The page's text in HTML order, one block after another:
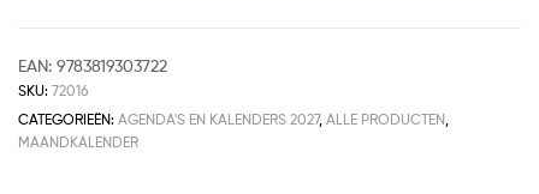
EAN: 9783819303722
SKU: 72016
CATEGORIEËN: AGENDA'S EN KALENDERS 2027, ALLE PRODUCTEN
MAANDKALENDER